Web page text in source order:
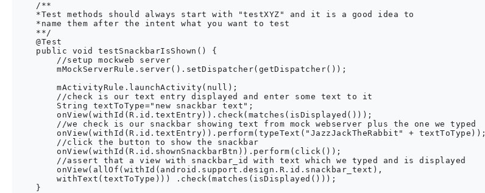
    /**
    *Test methods should always start with "testXYZ" and it is a good idea to
    *name them after the intent what you want to test
    **/
    @Test
    public void testSnackbarIsShown() {
        //setup mockweb server
        mMockServerRule.server().setDispatcher(getDispatcher());
        mActivityRule.launchActivity(null);
        //check is our text entry displayed and enter some text to it
        String textToType="new snackbar text";
        onView(withId(R.id.textEntry)).check(matches(isDisplayed()));
        //we check is our snackbar showing text from mock webserver plus the one we typed
        onView(withId(R.id.textEntry)).perform(typeText("JazzJackTheRabbit" + textToType));
        //click the button to show the snackbar
        onView(withId(R.id.shownSnackbarBtn)).perform(click());
        //assert that a view with snackbar_id with text which we typed and is displayed
        onView(allOf(withId(android.support.design.R.id.snackbar_text),
        withText(textToType))) .check(matches(isDisplayed()));
    }